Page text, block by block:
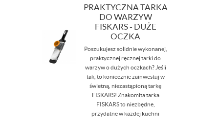
PRAKTYCZNA TARKA
DO WARZYW
FISKARS - DUŻE
OCZKA
Poszukujesz solidnie wykonanej,
praktycznej ręcznej tarki do
warzyw o dużych oczkach? Jeśli
tak, to koniecznie zainwestuj w
świetną, niezastąpioną tarkę
FISKARS! Znakomita tarka
FISKARS to niezbędne,
przydatne w każdej kuchni